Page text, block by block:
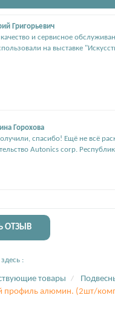
Григорьевич
и сервисное
на выставке
Горохова
спасибо! Ещё не всё
Autonics corp.
ОТЗЫВ
:
товары
профиль алюмин. (2шт/